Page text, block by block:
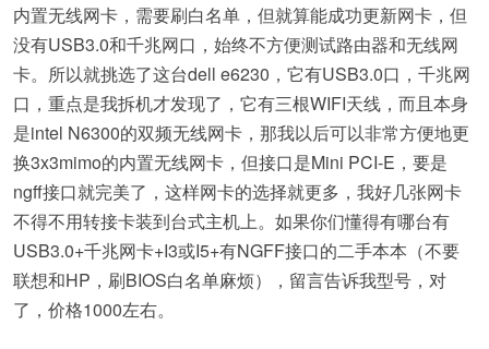
内置无线网卡，需要刷白名单，但就算能成功更新网卡，但
没有USB3.0和千兆网口，始终不方便测试路由器和无线网
卡。所以就挑选了这台dell e6230，它有USB3.0口，千兆网
口，重点是我拆机才发现了，它有三根WIFI天线，而且本身
是intel N6300的双频无线网卡，那我以后可以非常方便地更
换3x3mimo的内置无线网卡，但接口是Mini PCI-E，要是
ngff接口就完美了，这样网卡的选择就更多，我好几张网卡
不得不用转接卡装到台式主机上。如果你们懂得有哪台有
USB3.0+千兆网卡+I3或I5+有NGFF接口的二手本本（不要
联想和HP，刷BIOS白名单麻烦），留言告诉我型号，对
了，价格1000左右。